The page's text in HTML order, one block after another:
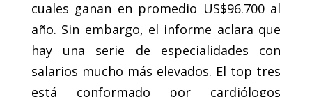
cuales ganan en promedio US$96.700 al
año. Sin embargo, el informe aclara que
hay una serie de especialidades con
salarios mucho más elevados. El top tres
está conformado por cardiólogos